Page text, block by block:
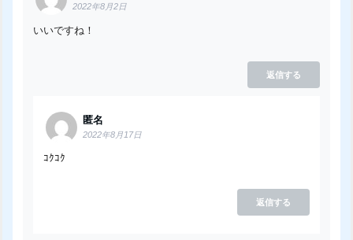
2022年8月2日
いいですね！
返信する
匿名
2022年8月17日
ｺｸｺｸ
返信する